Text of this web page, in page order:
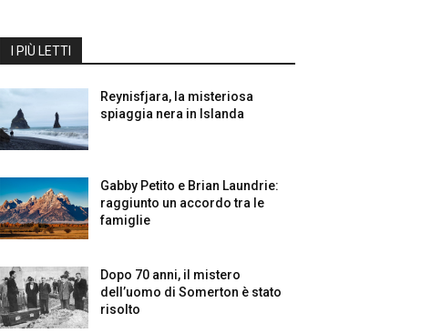
I PIÙ LETTI
Reynisfjara, la misteriosa
spiaggia nera in Islanda
Gabby Petito e Brian Laundrie:
raggiunto un accordo tra le
famiglie
Dopo 70 anni, il mistero
dell’uomo di Somerton è stato
risolto